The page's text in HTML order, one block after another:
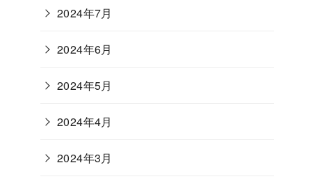
2024年7月
2024年6月
2024年5月
2024年4月
2024年3月